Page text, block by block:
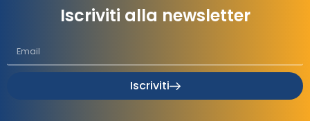
Iscriviti alla newsletter
Iscriviti